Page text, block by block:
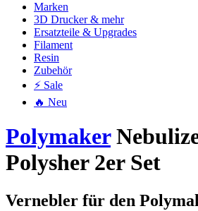
Marken
3D Drucker & mehr
Ersatzteile & Upgrades
Filament
Resin
Zubehör
⚡ Sale
🔥 Neu
Polymaker
Polysher 2er Set
Vernebler für den